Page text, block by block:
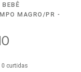
MAGRO/PR
0 curtidas